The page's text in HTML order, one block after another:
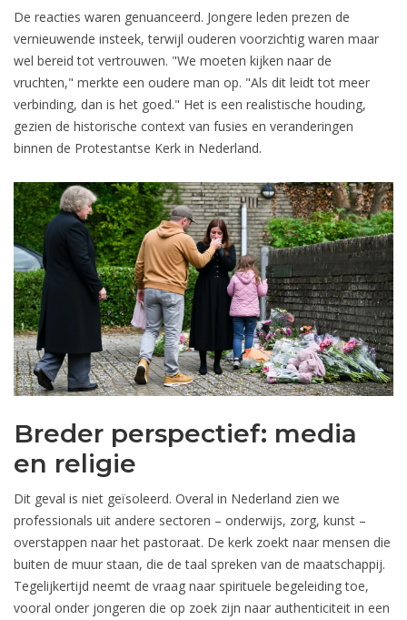
De reacties waren genuanceerd. Jongere leden prezen de
vernieuwende insteek, terwijl ouderen voorzichtig waren maar
wel bereid tot vertrouwen. "We moeten kijken naar de
vruchten," merkte een oudere man op. "Als dit leidt tot meer
verbinding, dan is het goed." Het is een realistische houding,
gezien de historische context van fusies en veranderingen
binnen de Protestantse Kerk in Nederland.
Breder perspectief: media
en religie
Dit geval is niet geïsoleerd. Overal in Nederland zien we
professionals uit andere sectoren – onderwijs, zorg, kunst –
overstappen naar het pastoraat. De kerk zoekt naar mensen die
buiten de muur staan, die de taal spreken van de maatschappij.
Tegelijkertijd neemt de vraag naar spirituele begeleiding toe,
vooral onder jongeren die op zoek zijn naar authenticiteit in een